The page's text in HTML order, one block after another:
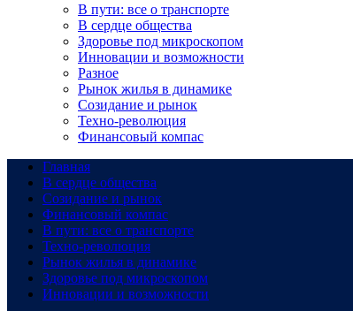
В пути: все о транспорте
В сердце общества
Здоровье под микроскопом
Инновации и возможности
Разное
Рынок жилья в динамике
Созидание и рынок
Техно-революция
Финансовый компас
Главная
В сердце общества
Созидание и рынок
Финансовый компас
В пути: все о транспорте
Техно-революция
Рынок жилья в динамике
Здоровье под микроскопом
Инновации и возможности